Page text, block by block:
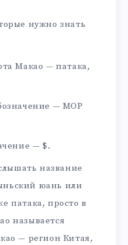
нужно знать
Макао — патака,
— MOP
— $.
название
юань или
патака, просто в
называется
— регион Китая,